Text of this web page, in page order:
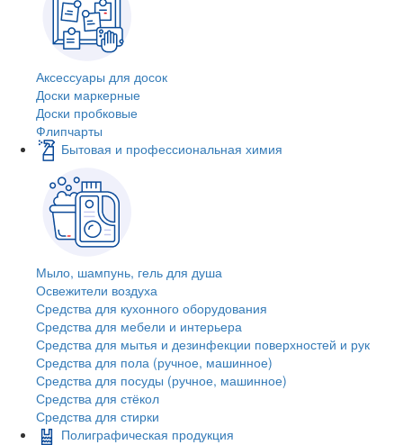
Аксессуары для досок
Доски маркерные
Доски пробковые
Флипчарты
Бытовая и профессиональная химия
Мыло, шампунь, гель для душа
Освежители воздуха
Средства для кухонного оборудования
Средства для мебели и интерьера
Средства для мытья и дезинфекции поверхностей и рук
Средства для пола (ручное, машинное)
Средства для посуды (ручное, машинное)
Средства для стёкол
Средства для стирки
Полиграфическая продукция